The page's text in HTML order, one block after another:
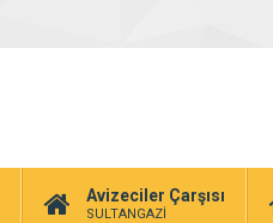
Avizeciler Çarşısı
SULTANGAZİ